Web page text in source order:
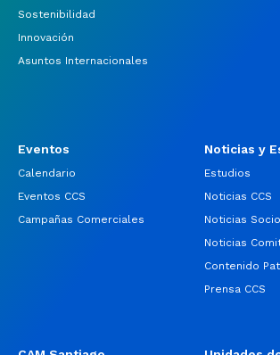
Sostenibilidad
Innovación
Asuntos Internacionales
Eventos
Calendario
Eventos CCS
Campañas Comerciales
Noticias y
Estudios
Noticias CCS
Noticias
Noticias
Contenido
Prensa CCS